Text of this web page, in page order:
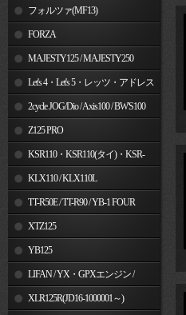
フォルツァ(MF13)
FORZA
MAJESTY125 / MAJESTY250
Let's 4・Let's 5・レッツ・アドレス
V50 2cycle JOG/Dio / Axis100 / BW'S100
Z125 PRO
KSR110・KSR110(タイ)・KSR-
I/II・KSR PRO
KLX110 / KLX110L
TT-R50E / TT-R90 / YB-1 FOUR
XTZ125
YB125
LIFAN / YX・GPXエンジン /
JinchengXLR125R(JD16-1000001～)